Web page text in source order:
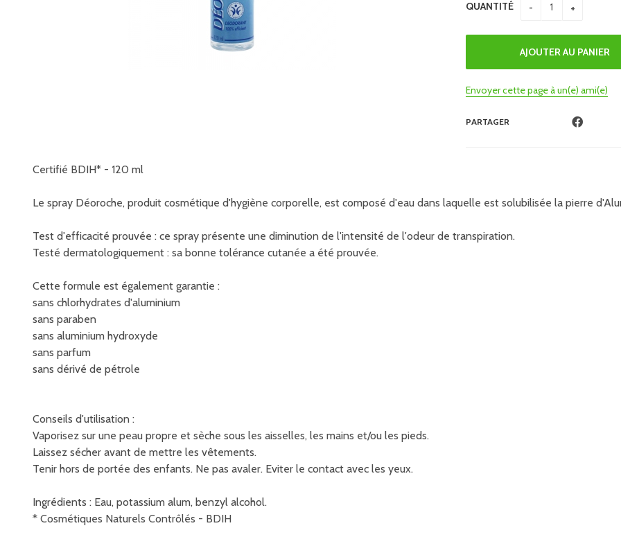
QUANTITÉ
Envoyer cette page à un(e) ami(e)
PARTAGER
Certifié BDIH* - 120 ml
Le spray Déoroche, produit cosmétique d'hygiène corporelle, est composé d'eau dans laquelle est solubilisée la pierre
Test d'efficacité prouvée : ce spray présente une diminution de l'intensité de l'odeur de transpiration.
Testé dermatologiquement : sa bonne tolérance cutanée a été prouvée.
Cette formule est également garantie :
sans chlorhydrates d'aluminium
sans paraben
sans aluminium hydroxyde
sans parfum
sans dérivé de pétrole
Conseils d'utilisation :
Vaporisez sur une peau propre et sèche sous les aisselles, les mains et/ou les pieds.
Laissez sécher avant de mettre les vêtements.
Tenir hors de portée des enfants. Ne pas avaler. Eviter le contact avec les yeux.
Ingrédients : Eau, potassium alum, benzyl alcohol.
* Cosmétiques Naturels Contrôlés - BDIH